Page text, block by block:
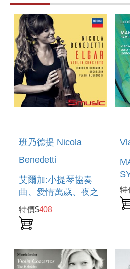
班乃德提 Nicola
Benedetti
艾爾加:小提琴協奏
曲、愛情萬歲、夜之
歌、嘆息 ELGAR:
VIOLIN CONCERTO
特價$408
特